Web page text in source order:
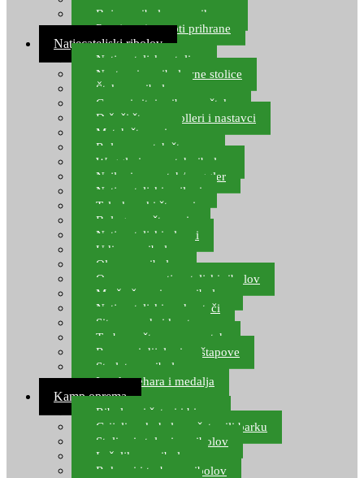
Boje za ribolovnu prihranu
Provjereni recepti prihrane
Natjecateljski ribolov
Natjecateljske stolice
Nastavci za ribolovne stolice
Šteke za ribolov
Gume i sitni pribor za šteku
Držači štapova rolleri i nastavci
Match štapovi
Role za match štapove
Waggleri za match ribolov
Najloni za match/waggler
Natjecateljski najloni
Teleskopski štapovi
Bolognese štapovi
Natjecateljski plovci
Udice za ribolov
Olovo za ribolov
Oprema za natjecateljski ribolov
Mreže čuvarice za ribolov
Natjecateljski podmetači
Sito, posude i kante
Torbe za štapove – match
Rezervni dijelovi za štapove
Starlete za ribolov
Izrada pehara i medalja
Kamp oprema
Ribolovni šatori i bivvy
Grijalice, kuhala za šator ili barku
Stolice i stolovi za ribolov
Ležaljke za ribolov
Ruksaci i torbe za ribolov